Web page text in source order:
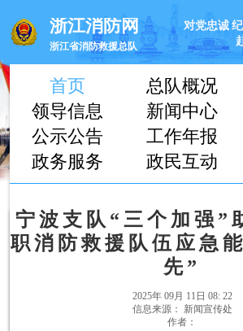
浙江消防网
浙江省消防救援总队
对党忠诚
首页 总队概况
领导信息
新闻中心
公示公告
工作年报
政务服务
政民互动
宁波支队“三个加强”
职消防救援队伍应急
先”
2025年 09月 11日 08: 22
信息来源： 新闻宣传处
作者：